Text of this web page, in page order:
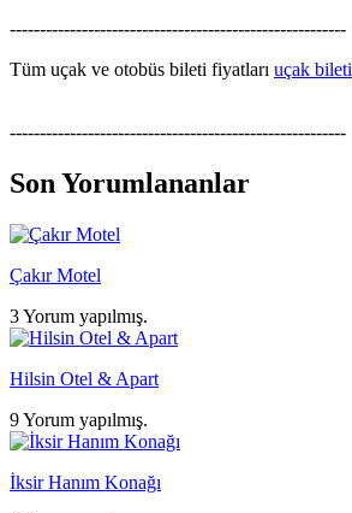
--------------------------------------------------------
Tüm uçak ve otobüs bileti fiyatları uçak bileti
--------------------------------------------------------
Son Yorumlananlar
Çakır Motel
3 Yorum yapılmış.
Hilsin Otel & Apart
9 Yorum yapılmış.
İksir Hanım Konağı